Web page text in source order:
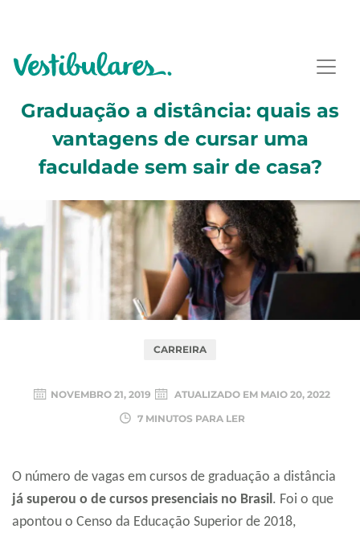
Graduação a distância: quais as
vantagens de cursar uma
faculdade sem sair de casa?
CARREIRA
NOVEMBRO 21, 2019 ATUALIZADO EM MAIO 20, 2022
7 MINUTOS PARA LER
O número de vagas em cursos de graduação a distância
já superou o de cursos presenciais no Brasil. Foi o que
apontou o Censo da Educação Superior de 2018,